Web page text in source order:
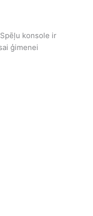
konsole ir
ģimenei